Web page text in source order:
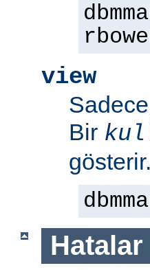
view
Bir
gösterir.
Hatalar